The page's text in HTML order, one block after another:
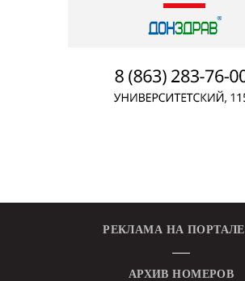
РЕКЛАМА НА ПОРТАЛЕ
АРХИВ НОМЕРОВ